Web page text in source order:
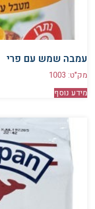
עמבה שמש עם פרי
מק"ט: 1003
מידע נוסף